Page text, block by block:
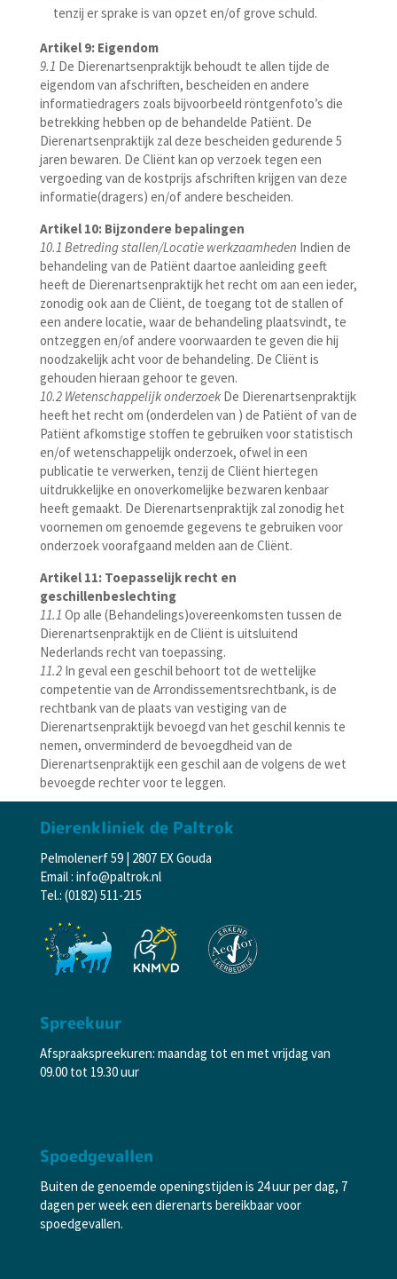
tenzij er sprake is van opzet en/of grove schuld.
Artikel 9: Eigendom
9.1 De Dierenartsenpraktijk behoudt te allen tijde de
eigendom van afschriften, bescheiden en andere
informatiedragers zoals bijvoorbeeld röntgenfoto’s die
betrekking hebben op de behandelde Patiënt. De
Dierenartsenpraktijk zal deze bescheiden gedurende 5
jaren bewaren. De Cliënt kan op verzoek tegen een
vergoeding van de kostprijs afschriften krijgen van deze
informatie(dragers) en/of andere bescheiden.
Artikel 10: Bijzondere bepalingen
10.1 Betreding stallen/Locatie werkzaamheden Indien de
behandeling van de Patiënt daartoe aanleiding geeft
heeft de Dierenartsenpraktijk het recht om aan een ieder,
zonodig ook aan de Cliënt, de toegang tot de stallen of
een andere locatie, waar de behandeling plaatsvindt, te
ontzeggen en/of andere voorwaarden te geven die hij
noodzakelijk acht voor de behandeling. De Cliënt is
gehouden hieraan gehoor te geven.
10.2 Wetenschappelijk onderzoekDe Dierenartsenpraktijk
heeft het recht om (onderdelen van ) de Patiënt of van de
Patiënt afkomstige stoffen te gebruiken voor statistisch
en/of wetenschappelijk onderzoek, ofwel in een
publicatie te verwerken, tenzij de Cliënt hiertegen
uitdrukkelijke en onoverkomelijke bezwaren kenbaar
heeft gemaakt. De Dierenartsenpraktijk zal zonodig het
voornemen om genoemde gegevens te gebruiken voor
onderzoek voorafgaand melden aan de Cliënt.
Artikel 11: Toepasselijk recht en
geschillenbeslechting
11.1 Op alle (Behandelings)overeenkomsten tussen de
Dierenartsenpraktijk en de Cliënt is uitsluitend
Nederlands recht van toepassing.
11.2In geval een geschil behoort tot de wettelijke
competentie van de Arrondissementsrechtbank, is de
rechtbank van de plaats van vestiging van de
Dierenartsenpraktijk bevoegd van het geschil kennis te
nemen, onverminderd de bevoegdheid van de
Dierenartsenpraktijk een geschil aan de volgens de wet
bevoegde rechter voor te leggen.
Dierenkliniek de Paltrok
Pelmolenerf 59 | 2807 EX Gouda
Email : info@paltrok.nl
Tel.: (0182) 511-215
Spreekuur
Afspraakspreekuren: maandag tot en met vrijdag van
09.00 tot 19.30 uur
Spoedgevallen
Buiten de genoemde openingstijden is 24 uur per dag, 7
dagen per week een dierenarts bereikbaar voor
spoedgevallen.